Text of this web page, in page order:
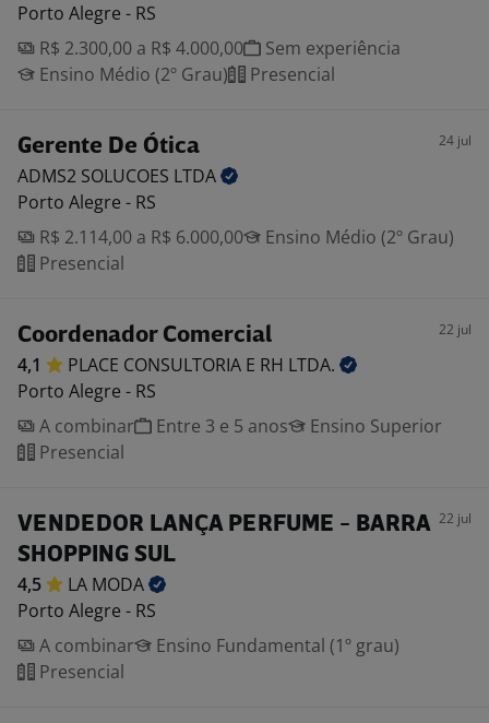
Porto Alegre - RS
R$ 2.300,00 a R$ 4.000,00
Sem experiência
Ensino Médio (2º Grau)
Presencial
Gerente De Ótica 24 jul
ADMS2 SOLUCOES LTDA
Porto Alegre - RS
R$ 2.114,00 a R$ 6.000,00
Ensino Médio (2º Grau)
Presencial
Coordenador Comercial 22 jul
4,1 PLACE CONSULTORIA E RH LTDA.
Porto Alegre - RS
A combinar
Entre 3 e 5 anos
Ensino Superior
Presencial
VENDEDOR LANÇA PERFUME - BARRA
SHOPPING SUL
22 jul
4,5 LA MODA
Porto Alegre - RS
A combinar
Ensino Fundamental (1º grau)
Presencial